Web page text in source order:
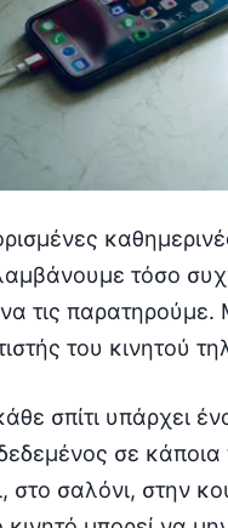
τόσο
τις παρατηρούμε.
του κινητού
σπίτι υπάρχει
σε κάποια
στο σαλόνι, στην